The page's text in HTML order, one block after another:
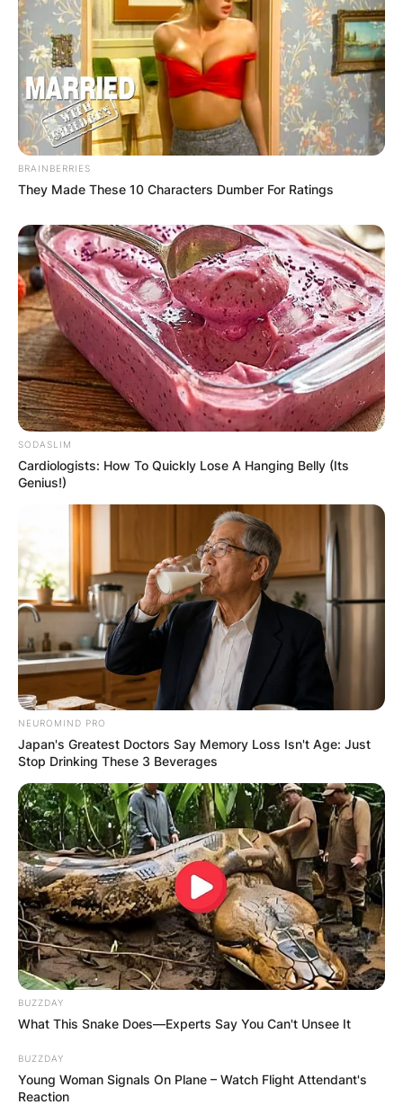
BRAINBERRIES
They Made These 10 Characters Dumber For Ratings
SODASLIM
Cardiologists: How To Quickly Lose A Hanging Belly (Its
Genius!)
NEUROMIND PRO
Japan's Greatest Doctors Say Memory Loss Isn't Age: Just
Stop Drinking These 3 Beverages
BUZZDAY
What This Snake Does—Experts Say You Can't Unsee It
BUZZDAY
Young Woman Signals On Plane – Watch Flight Attendant's
Reaction